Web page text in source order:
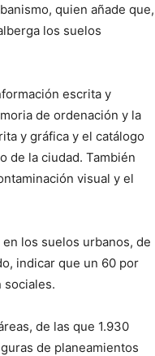
quien añade que,
los suelos
escrita y
de ordenación y la
y gráfica y el catálogo
de la ciudad. También
visual y el
los suelos urbanos, de
indicar que un 60 por
sociales.
de las que 1.930
de planeamientos